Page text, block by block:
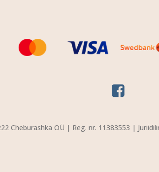
Cheburashka OÜ | Reg. nr. 11383553 |